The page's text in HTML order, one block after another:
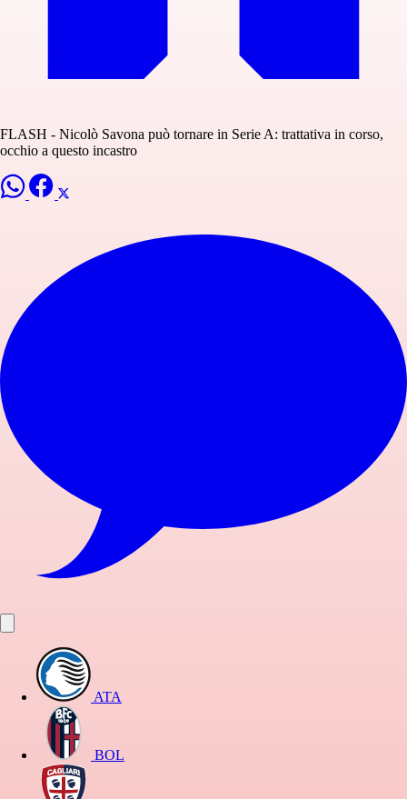
FLASH - Nicolò Savona può tornare in Serie A: trattativa in corso,
occhio a questo incastro
ATA
BOL